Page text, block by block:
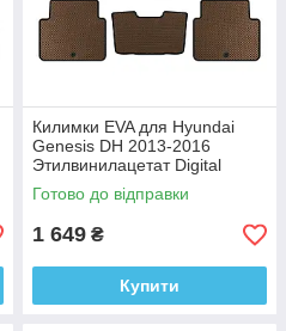
Килимки EVA для Hyundai
Genesis DH 2013-2016
Этилвинилацетат Digital
Designs
Готово до відправки
1 649 ₴
Купити